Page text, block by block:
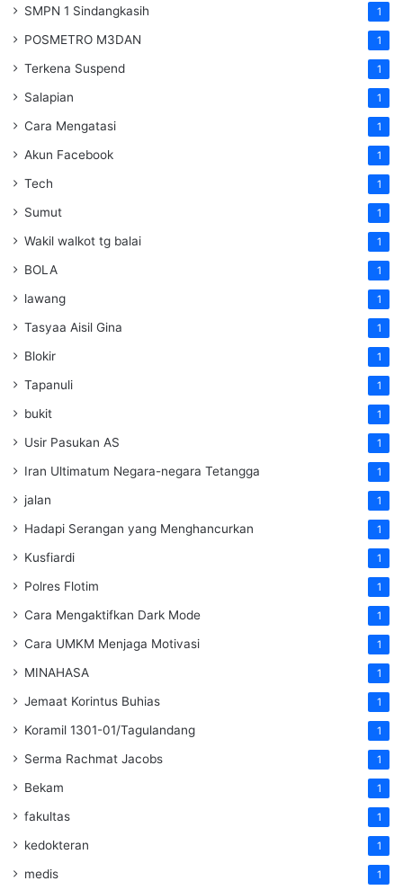
SMPN 1 Sindangkasih 1
POSMETRO M3DAN 1
Terkena Suspend 1
Salapian 1
Cara Mengatasi 1
Akun Facebook 1
Tech 1
Sumut 1
Wakil walkot tg balai 1
BOLA 1
lawang 1
Tasyaa Aisil Gina 1
Blokir 1
Tapanuli 1
bukit 1
Usir Pasukan AS 1
Iran Ultimatum Negara-negara Tetangga 1
jalan 1
Hadapi Serangan yang Menghancurkan 1
Kusfiardi 1
Polres Flotim 1
Cara Mengaktifkan Dark Mode 1
Cara UMKM Menjaga Motivasi 1
MINAHASA 1
Jemaat Korintus Buhias 1
Koramil 1301-01/Tagulandang 1
Serma Rachmat Jacobs 1
Bekam 1
fakultas 1
kedokteran 1
medis 1